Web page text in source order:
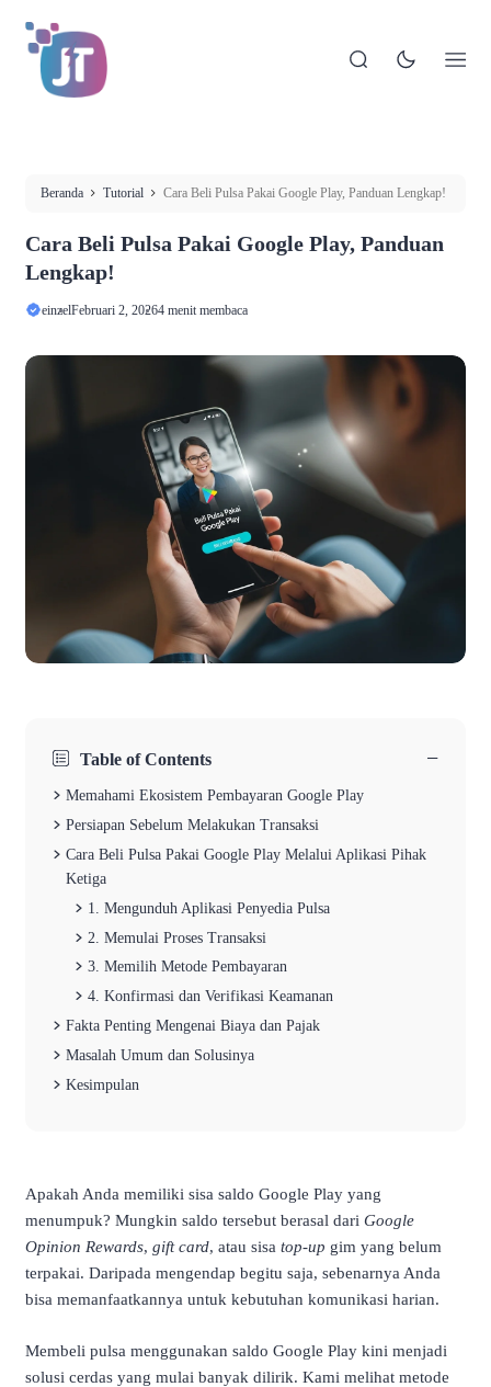
Beranda Tutorial Cara Beli Pulsa Pakai Google Play, Panduan Lengkap!
Cara Beli Pulsa Pakai Google Play, Panduan
Lengkap!
einzelFebruari 2, 20264 menit membaca
Table of Contents −
Memahami Ekosistem Pembayaran Google Play
Persiapan Sebelum Melakukan Transaksi
Cara Beli Pulsa Pakai Google Play Melalui Aplikasi Pihak
Ketiga
1. Mengunduh Aplikasi Penyedia Pulsa
2. Memulai Proses Transaksi
3. Memilih Metode Pembayaran
4. Konfirmasi dan Verifikasi Keamanan
Fakta Penting Mengenai Biaya dan Pajak
Masalah Umum dan Solusinya
Kesimpulan
Apakah Anda memiliki sisa saldo Google Play yang
menumpuk? Mungkin saldo tersebut berasal dari Google
Opinion Rewards, gift card, atau sisa top-up gim yang belum
terpakai. Daripada mengendap begitu saja, sebenarnya Anda
bisa memanfaatkannya untuk kebutuhan komunikasi harian.
Membeli pulsa menggunakan saldo Google Play kini menjadi
solusi cerdas yang mulai banyak dilirik. Kami melihat metode